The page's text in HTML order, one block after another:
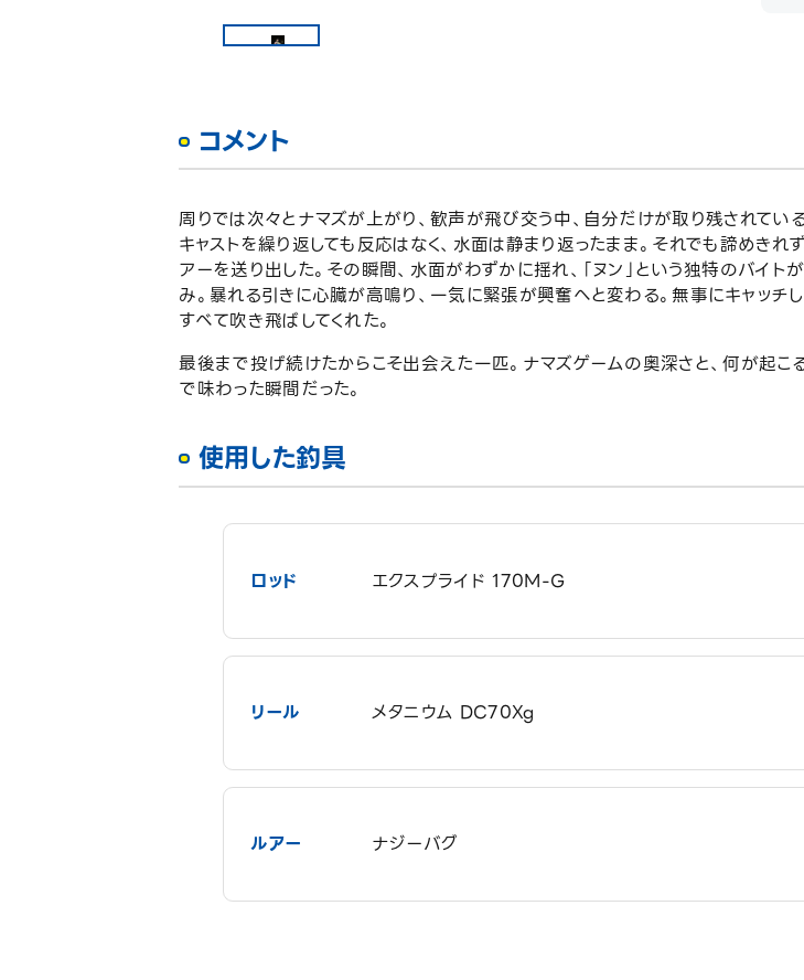
コメント
周りでは次々とナマズが上がり、歓声が飛び交う中、自分だけが取り残されてい
キャストを繰り返しても反応はなく、水面は静まり返ったまま。それでも諦めき
アーを送り出した。その瞬間、水面がわずかに揺れ、「ヌン」という独特のバイト
み。暴れる引きに心臓が高鳴り、一気に緊張が興奮へと変わる。無事にキャッチ
すべて吹き飛ばしてくれた。
最後まで投げ続けたからこそ出会えた一匹。ナマズゲームの奥深さと、何が起こ
で味わった瞬間だった。
使用した釣具
ロッド エクスプライド 170M-G
リール メタニウム DC70Xg
ルアー ナジーバグ